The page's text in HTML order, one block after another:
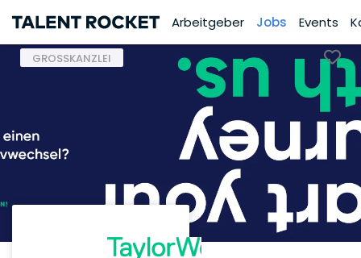
Arbeitgeber Jobs Events
GROSSKANZLEI